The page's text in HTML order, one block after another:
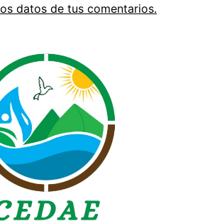
datos de tus comentarios.